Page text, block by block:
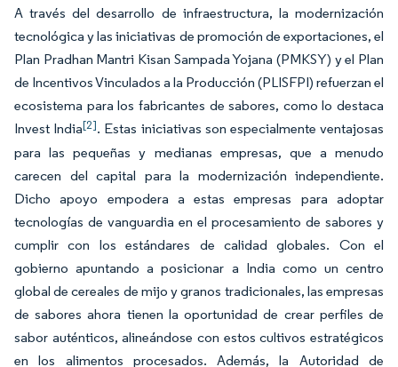
A través del desarrollo de infraestructura, la modernización
tecnológica y las iniciativas de promoción de exportaciones, el
Plan Pradhan Mantri Kisan Sampada Yojana (PMKSY) y el Plan
de Incentivos Vinculados a la Producción (PLISFPI) refuerzan el
ecosistema para los fabricantes de sabores, como lo destaca
Invest India[2]. Estas iniciativas son especialmente ventajosas
para las pequeñas y medianas empresas, que a menudo
carecen del capital para la modernización independiente.
Dicho apoyo empodera a estas empresas para adoptar
tecnologías de vanguardia en el procesamiento de sabores y
cumplir con los estándares de calidad globales. Con el
gobierno apuntando a posicionar a India como un centro
global de cereales de mijo y granos tradicionales, las empresas
de sabores ahora tienen la oportunidad de crear perfiles de
sabor auténticos, alineándose con estos cultivos estratégicos
en los alimentos procesados. Además, la Autoridad de